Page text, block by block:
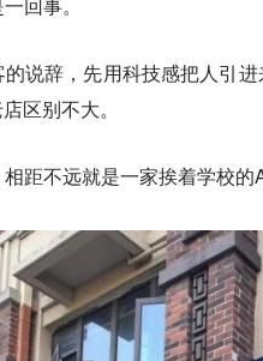
说辞，先用科技感把人引
区别不大。
距不远就是一家挨着学校的